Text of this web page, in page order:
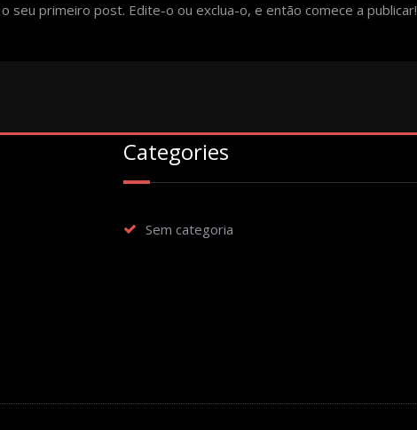
seu primeiro post. Edite-o ou exclua-o, e então comece a publicar!
Categories
Sem categoria